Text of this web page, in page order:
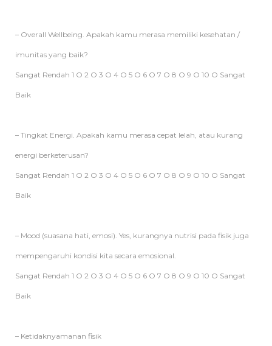
– Overall Wellbeing. Apakah kamu merasa memiliki kesehatan /
imunitas yang baik?
Sangat Rendah 1 O 2 O 3 O 4 O 5 O 6 O 7 O 8 O 9 O 10 O Sangat
Baik
– Tingkat Energi. Apakah kamu merasa cepat lelah, atau kurang
energi berketerusan?
Sangat Rendah 1 O 2 O 3 O 4 O 5 O 6 O 7 O 8 O 9 O 10 O Sangat
Baik
– Mood (suasana hati, emosi). Yes, kurangnya nutrisi pada fisik juga
mempengaruhi kondisi kita secara emosional.
Sangat Rendah 1 O 2 O 3 O 4 O 5 O 6 O 7 O 8 O 9 O 10 O Sangat
Baik
– Ketidaknyamanan fisik